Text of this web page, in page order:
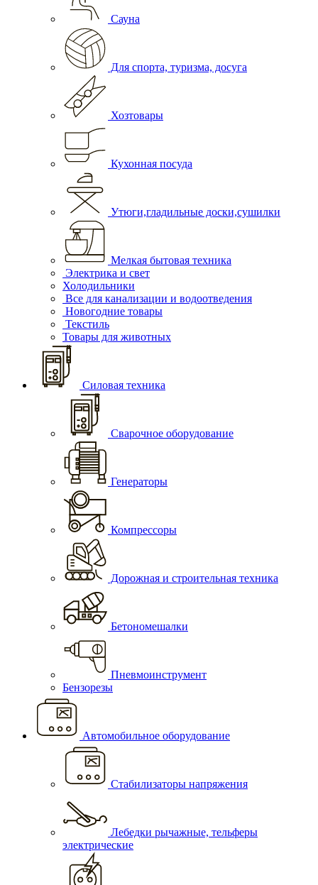
Сауна
Для спорта, туризма, досуга
Хозтовары
Кухонная посуда
Утюги,гладильные доски,сушилки
Мелкая бытовая техника
Электрика и свет
Холодильники
Все для канализации и водоотведения
Новогодние товары
Текстиль
Товары для животных
Силовая техника
Сварочное оборудование
Генераторы
Компрессоры
Дорожная и строительная техника
Бетономешалки
Пневмоинструмент
Бензорезы
Автомобильное оборудование
Стабилизаторы напряжения
Лебедки рычажные, тельферы
электрические